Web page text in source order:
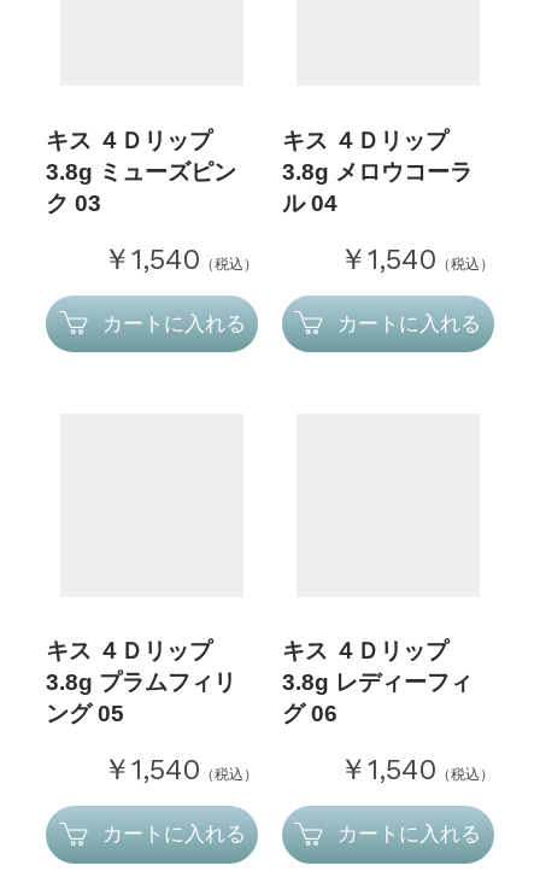
キス ４Ｄリップ
3.8g ミューズピン
ク 03
￥1,540 （税込）
カートに入れる
キス ４Ｄリップ
3.8g メロウコーラ
ル 04
￥1,540 （税込）
カートに入れる
キス ４Ｄリップ
3.8g プラムフィリ
ング 05
￥1,540 （税込）
カートに入れる
キス ４Ｄリップ
3.8g レディーフィ
グ 06
￥1,540 （税込）
カートに入れる